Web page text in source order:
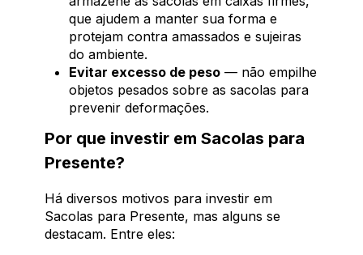
que ajudem a manter sua forma e
protejam contra amassados e sujeiras
do ambiente.
Evitar excesso de peso — não empilhe
objetos pesados sobre as sacolas para
prevenir deformações.
Por que investir em Sacolas para
Presente?
Há diversos motivos para investir em
Sacolas para Presente, mas alguns se
destacam. Entre eles: